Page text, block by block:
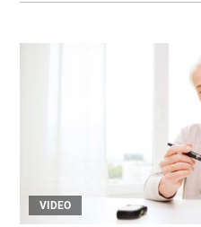
VIDEO